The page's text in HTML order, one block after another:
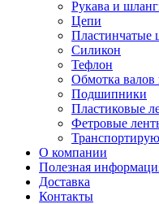
Рукава и
Цепи
Пластинчатые
Силикон
Тефлон
Обмотка валов
Подшипники
Пластиковые
Фетровые
О компании
Полезная
Доставка
Контакты